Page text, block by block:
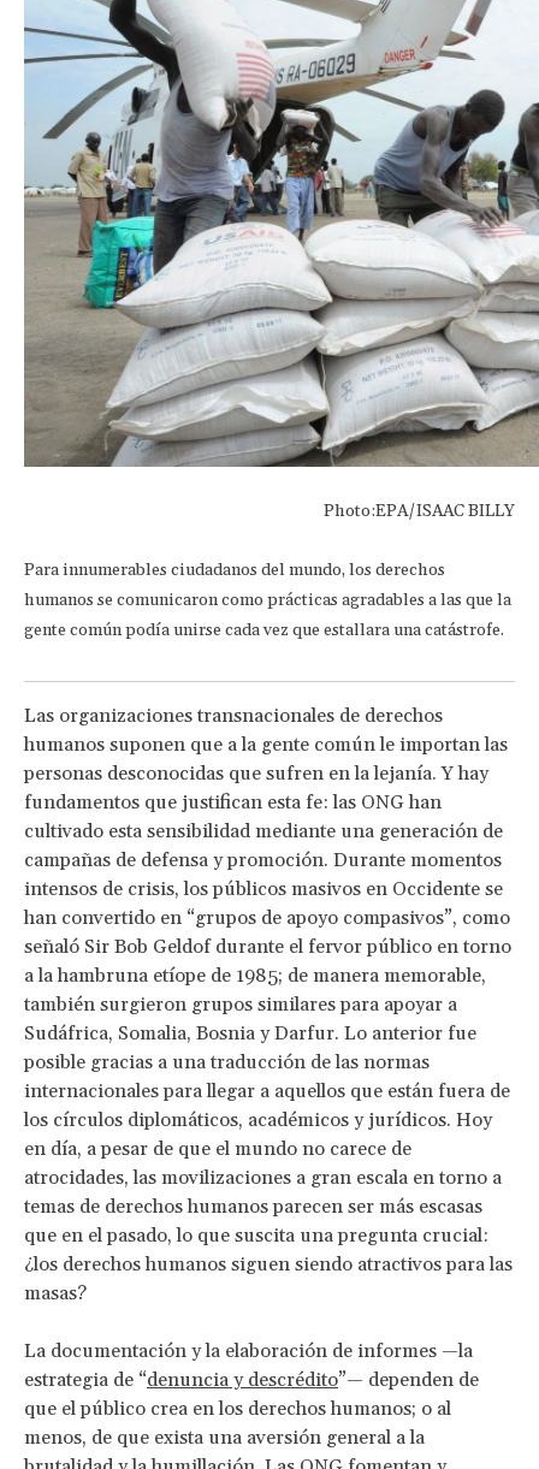
Photo:EPA/ISAAC BILLY
Para innumerables ciudadanos del mundo, los derechos
humanos se comunicaron como prácticas agradables a las que la
gente común podía unirse cada vez que estallara una catástrofe.
Las organizaciones transnacionales de derechos
humanos suponen que a la gente común le importan las
personas desconocidas que sufren en la lejanía. Y hay
fundamentos que justifican esta fe: las ONG han
cultivado esta sensibilidad mediante una generación de
campañas de defensa y promoción. Durante momentos
intensos de crisis, los públicos masivos en Occidente se
han convertido en “grupos de apoyo compasivos”, como
señaló Sir Bob Geldof durante el fervor público en torno
a la hambruna etíope de 1985; de manera memorable,
también surgieron grupos similares para apoyar a
Sudáfrica, Somalia, Bosnia y Darfur. Lo anterior fue
posible gracias a una traducción de las normas
internacionales para llegar a aquellos que están fuera de
los círculos diplomáticos, académicos y jurídicos. Hoy
en día, a pesar de que el mundo no carece de
atrocidades, las movilizaciones a gran escala en torno a
temas de derechos humanos parecen ser más escasas
que en el pasado, lo que suscita una pregunta crucial:
¿los derechos humanos siguen siendo atractivos para las
masas?
La documentación y la elaboración de informes —la
estrategia de “denuncia y descrédito”— dependen de
que el público crea en los derechos humanos; o al
menos, de que exista una aversión general a la